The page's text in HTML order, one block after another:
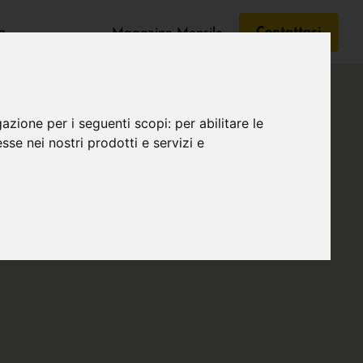
per i seguenti scopi: per abilitare le
nei nostri prodotti e servizi e
Magazine Mensile Contattaci